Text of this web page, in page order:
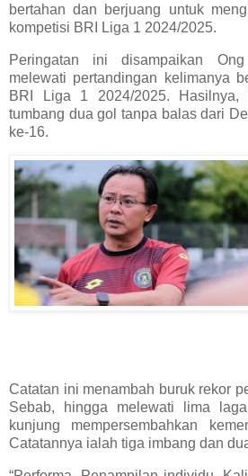
bertahan dan berjuang untuk
kompetisi BRI Liga 1 2024/2025.
Peringatan ini disampaikan
melewati pertandingan kelimanya
BRI Liga 1 2024/2025. Hasilnya,
tumbang dua gol tanpa balas dari
ke-16.
Catatan ini menambah buruk rekor
Sebab, hingga melewati lima
kunjung mempersembahkan
Catatannya ialah tiga imbang dan